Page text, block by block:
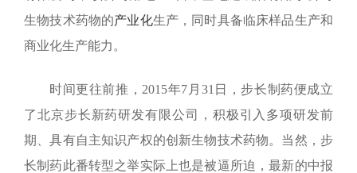
生物技术药物的产业化生产，同时具备临床样品生产和
商业化生产能力。
时间更往前推， 2015年7 月 31 日，步长制药便成立
了北京步长新药研发有限公司，积极引入多项研发前
期、具有自主知识产权的创新生物技术药物。当然，步
长制药此番转型之举实际上也是被逼所迫，最新的中报